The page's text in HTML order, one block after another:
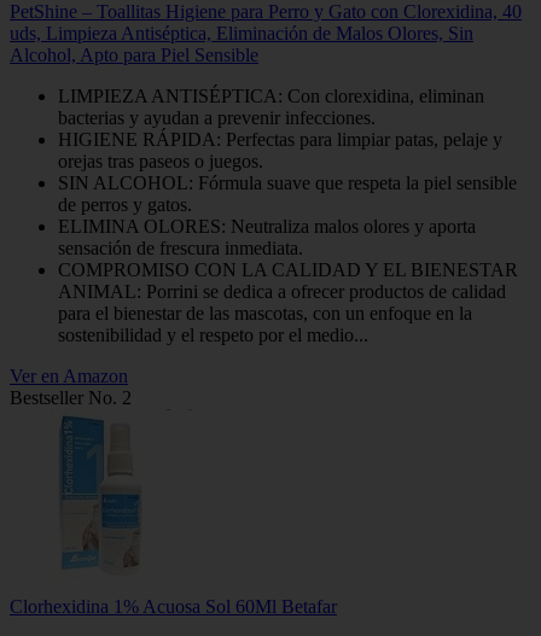
PetShine – Toallitas Higiene para Perro y Gato con Clorexidina, 40
uds, Limpieza Antiséptica, Eliminación de Malos Olores, Sin
Alcohol, Apto para Piel Sensible
LIMPIEZA ANTISÉPTICA: Con clorexidina, eliminan
bacterias y ayudan a prevenir infecciones.
HIGIENE RÁPIDA: Perfectas para limpiar patas, pelaje y
orejas tras paseos o juegos.
SIN ALCOHOL: Fórmula suave que respeta la piel sensible
de perros y gatos.
ELIMINA OLORES: Neutraliza malos olores y aporta
sensación de frescura inmediata.
COMPROMISO CON LA CALIDAD Y EL BIENESTAR
ANIMAL: Porrini se dedica a ofrecer productos de calidad
para el bienestar de las mascotas, con un enfoque en la
sostenibilidad y el respeto por el medio...
Ver en Amazon
Bestseller No. 2
Clorhexidina 1% Acuosa Sol 60Ml Betafar